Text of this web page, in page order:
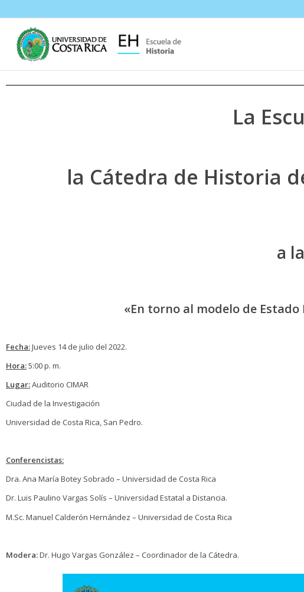
La
la Cátedra de Historia
a
«En torno al modelo de
Fecha:Jueves 14 de julio del 2022.
Hora:5:00 p. m.
Lugar:Auditorio CIMAR
Ciudad de la Investigación
Universidad de Costa Rica, San Pedro.
Conferencistas:
Dra. Ana María Botey Sobrado – Universidad de Costa Rica
Dr. Luis Paulino Vargas Solís – Universidad Estatal a Distancia.
M.Sc. Manuel Calderón Hernández – Universidad de Costa Rica
Modera:Dr. Hugo Vargas González – Coordinador de la Cátedra.